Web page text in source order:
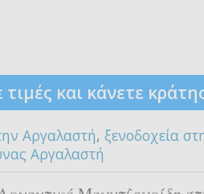
τιμές και κάνετε
Αργαλαστή, ξενοδοχεία
Αργαλαστή